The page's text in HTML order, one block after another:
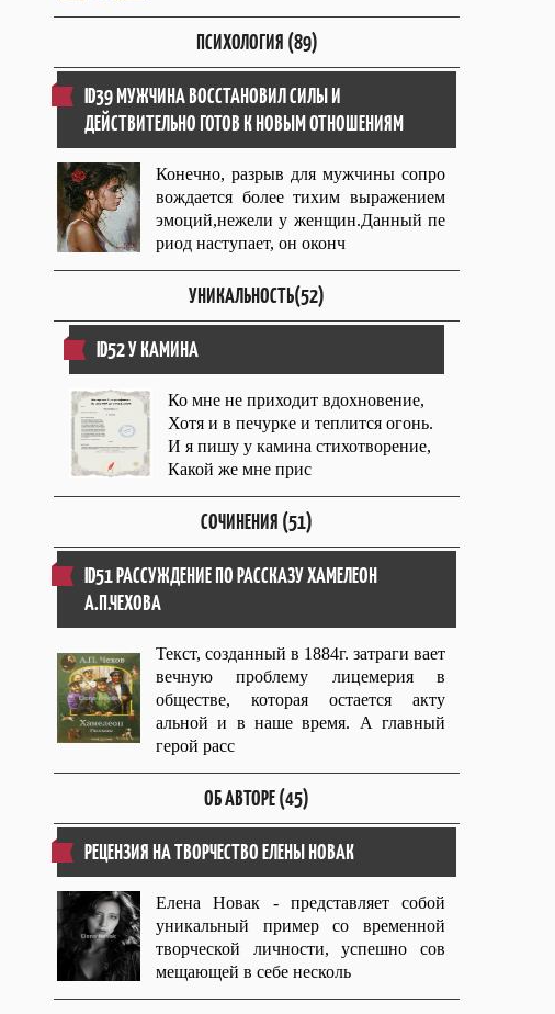
ПСИХОЛОГИЯ (89)
ID39 МУЖЧИНА ВОССТАНОВИЛ СИЛЫ И
ДЕЙСТВИТЕЛЬНО ГОТОВ К НОВЫМ ОТНОШЕНИЯМ
Конечно, разрыв для мужчины сопро
вождается более тихим выражением
эмоций,нежели у женщин.Данный пе
риод наступает, он оконч
УНИКАЛЬНОСТЬ(52)
ID52 У КАМИНА
Ко мне не приходит вдохновение,
Хотя и в печурке и теплится огонь.
И я пишу у камина стихотворение,
Какой же мне прис
СОЧИНЕНИЯ (51)
ID51 РАССУЖДЕНИЕ ПО РАССКАЗУ ХАМЕЛЕОН
А.П.ЧЕХОВА
Текст, созданный в 1884г. затраги вает
вечную проблему лицемерия в
обществе, которая остается акту
альной и в наше время. А главный
герой расс
ОБ АВТОРЕ (45)
РЕЦЕНЗИЯ НА ТВОРЧЕСТВО ЕЛЕНЫ НОВАК
Елена Новак - представляет собой
уникальный пример со временной
творческой личности, успешно сов
мещающей в себе несколь